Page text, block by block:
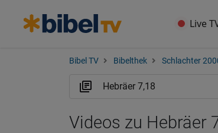
Live
Bibel TV Bibelthek Schlachter
Videos zu Hebräer